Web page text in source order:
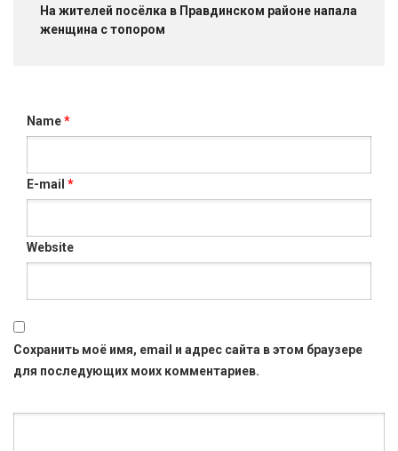
На жителей посёлка в Правдинском районе напала
женщина с топором
Name*
E-mail *
Website
Сохранить моё имя, email и адрес сайта в этом браузере
для последующих моих комментариев.